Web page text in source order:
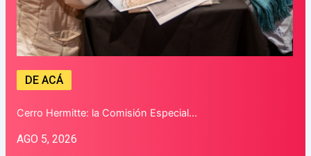
DE ACÁ
Cerro Hermitte: la Comisión Especial…
AGO 5, 2026